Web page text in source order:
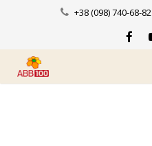
+38 (098) 740-68-82